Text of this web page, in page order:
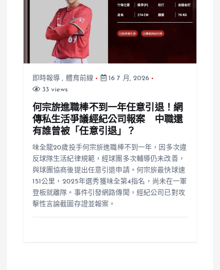
即時報導 , 體育前線
16 7 月, 2026
33 views
何宗旂進職棒不到一年任意引退！網
傳私生活爭議經紀公司報案 中職還
有誰曾被「任意引退」？
味全龍20歲投手何宗旂進職棒不到一年，因多次違
反球隊生活紀律規範，經球團多次輔導仍未改善，
與球團協商後提出任意引退申請。何宗旂最快球速
151公里，2025年選秀獲味全第4指名，尚未在一軍
登板就離隊。事件引發網路傳聞，經紀公司已對攻
擊性言論截圖存證並報案。